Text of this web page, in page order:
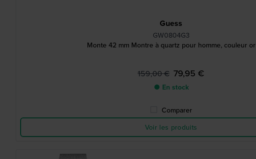
Guess
GW0804G3
Monte 42 mm Montre à quartz pour homme, couleur or
159,00 € 79,95 €
● En stock
Comparer
Voir les produits